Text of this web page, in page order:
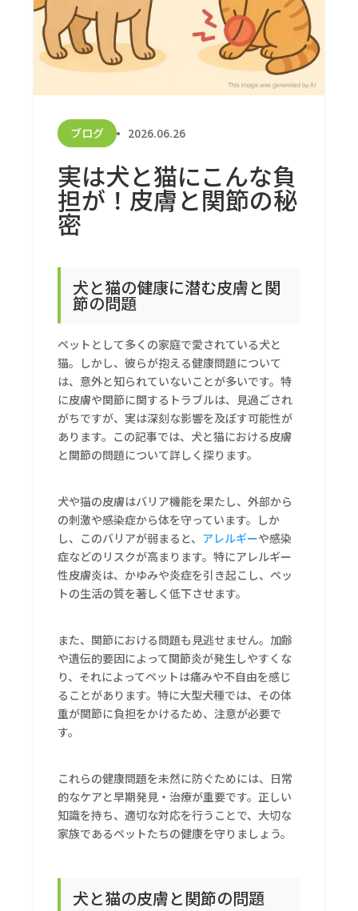
ブログ 2026.06.26
実は犬と猫にこんな負
担が！皮膚と関節の秘
密
犬と猫の健康に潜む皮膚と関
節の問題
ペットとして多くの家庭で愛されている犬と
猫。しかし、彼らが抱える健康問題について
は、意外と知られていないことが多いです。特
に皮膚や関節に関するトラブルは、見過ごされ
がちですが、実は深刻な影響を及ぼす可能性が
あります。この記事では、犬と猫における皮膚
と関節の問題について詳しく探ります。
犬や猫の皮膚はバリア機能を果たし、外部から
の刺激や感染症から体を守っています。しか
し、このバリアが弱まると、 アレルギーや感染
症などのリスクが高まります。特にアレルギー
性皮膚炎は、かゆみや炎症を引き起こし、ペッ
トの生活の質を著しく低下させます。
また、関節における問題も見逃せません。加齢
や遺伝的要因によって関節炎が発生しやすくな
り、それによってペットは痛みや不自由を感じ
ることがあります。特に大型犬種では、その体
重が関節に負担をかけるため、注意が必要で
す。
これらの健康問題を未然に防ぐためには、日常
的なケアと早期発見・治療が重要です。正しい
知識を持ち、適切な対応を行うことで、大切な
家族であるペットたちの健康を守りましょう。
犬と猫の皮膚と関節の問題